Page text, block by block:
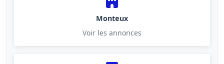
Monteux
Voir les annonces